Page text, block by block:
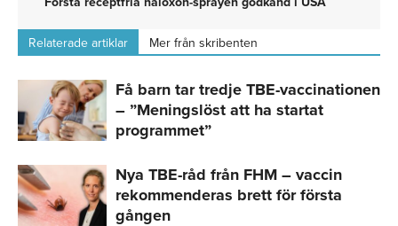
Relaterade artiklar Mer från skribenten
Få barn tar tredje TBE-vaccinationen
– ”Meningslöst att ha startat
programmet”
Nya TBE-råd från FHM – vaccin
rekommenderas brett för första
gången